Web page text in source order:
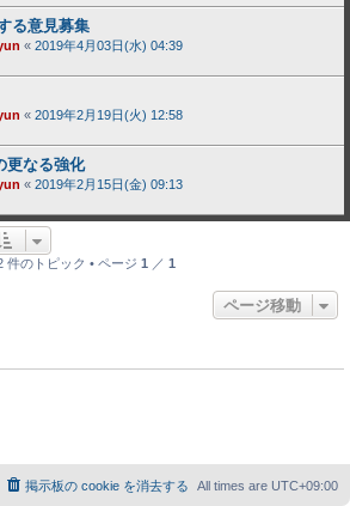
る意見募集
« 2019年4月03日(水) 04:39
« 2019年2月19日(火) 12:58
更なる強化
« 2019年2月15日(金) 09:13
件のトピック • ページ 1 ／ 1
ページ移動
All times are UTC+09:00
掲示板の cookie を消去する